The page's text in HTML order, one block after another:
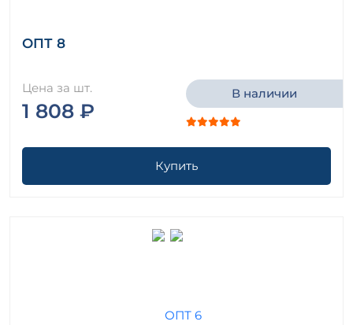
ОПТ 8
Цена за шт.
1 808 ₽
В наличии
Купить